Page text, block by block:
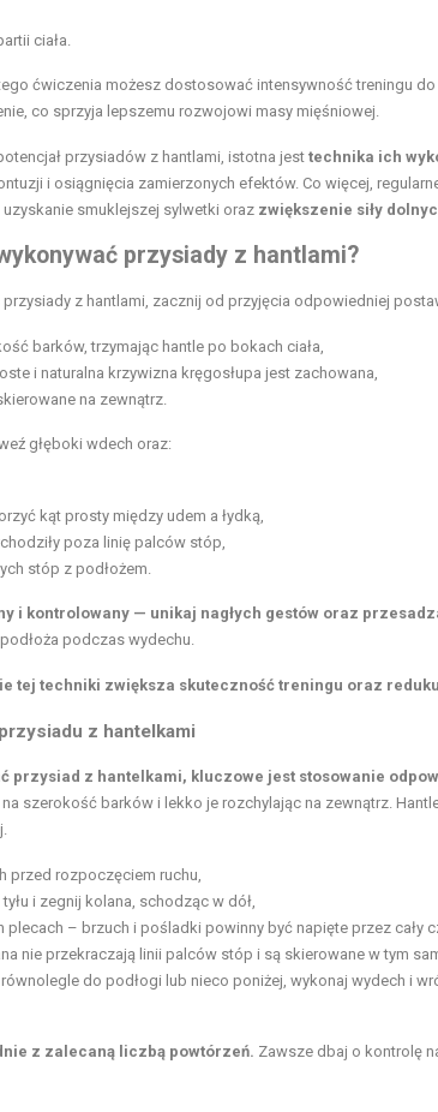
ciała.
ćwiczenia możesz dostosować intensywność treningu
co sprzyja lepszemu rozwojowi masy mięśniowej.
przysiadów z hantlami, istotna jest technika ich
i osiągnięcia zamierzonych efektów. Co więcej,
smuklejszej sylwetki oraz zwiększenie siły
przysiady z hantlami?
z hantlami, zacznij od przyjęcia odpowiedniej
barków, trzymając hantle po bokach ciała,
i naturalna krzywizna kręgosłupa jest zachowana,
na zewnątrz.
głęboki wdech oraz:
kąt prosty między udem a łydką,
poza linię palców stóp,
stóp z podłożem.
i kontrolowany — unikaj nagłych gestów oraz
podczas wydechu.
tej techniki zwiększa skuteczność treningu oraz
z hantelkami
przysiad z hantelkami, kluczowe jest stosowanie
szerokość barków i lekko je rozchylając na zewnątrz.
przed rozpoczęciem ruchu,
i zegnij kolana, schodząc w dół,
plecach – brzuch i pośladki powinny być napięte przez cały
nie przekraczają linii palców stóp i są skierowane w tym
do podłogi lub nieco poniżej, wykonaj wydech i
z zalecaną liczbą powtórzeń. Zawsze dbaj o kontrolę